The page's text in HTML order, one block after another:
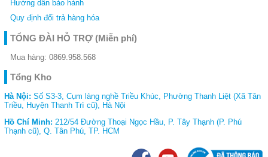
Thiết
bị
nhà
bếp
Hướng dẫn bảo hành
Quy định đổi trả hàng hóa
TỔNG ĐÀI HỖ TRỢ (Miễn phí)
Mua hàng: 0869.958.568
Tổng Kho
Hà Nội: Số S3-3, Cụm làng nghề Triều Khúc, Phường Thanh Liệt (Xã Tân
Triều, Huyện Thanh Trì cũ), Hà Nội
Hồ Chí Minh: 212/54 Đường Thoại Ngọc Hầu, P. Tây Thạnh (P. Phú
Thạnh cũ), Q. Tân Phú, TP. HCM